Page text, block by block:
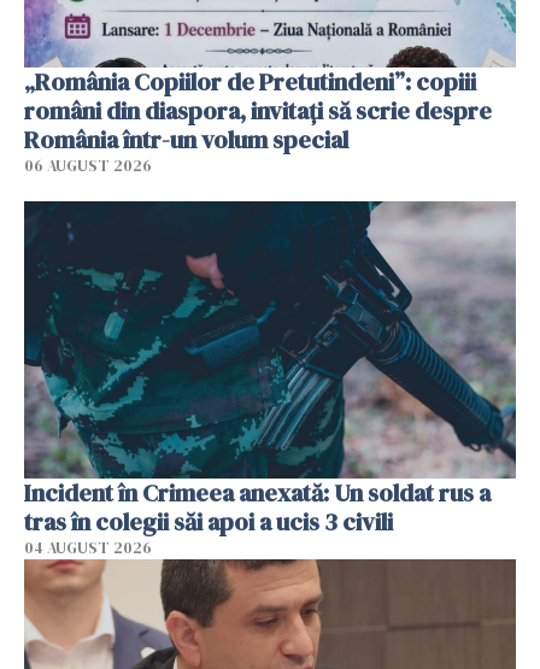
„România Copiilor de Pretutindeni”: copiii
români din diaspora, invitați să scrie despre
România într-un volum special
06 AUGUST 2026
Incident în Crimeea anexată: Un soldat rus a
tras în colegii săi apoi a ucis 3 civili
04 AUGUST 2026